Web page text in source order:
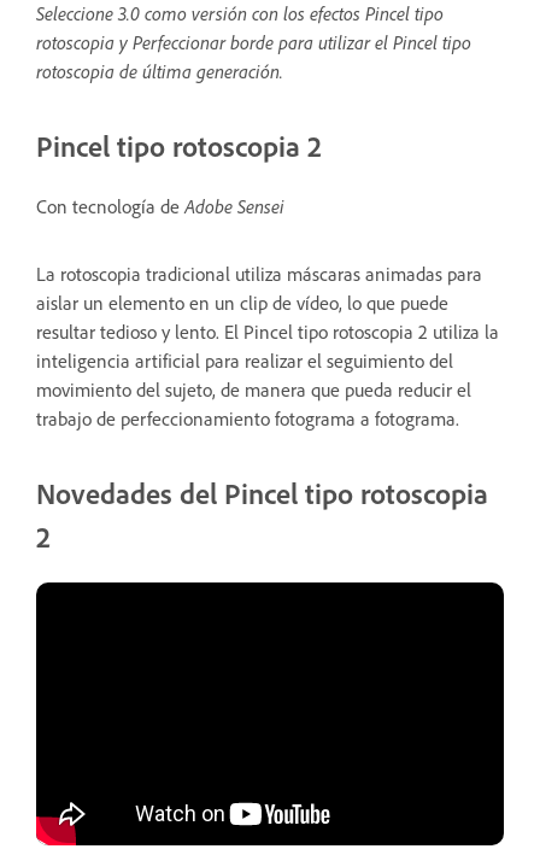
Seleccione 3.0 como versión con los efectos Pincel tipo
rotoscopia y Perfeccionar borde para utilizar el Pincel tipo
rotoscopia de última generación.
Pincel tipo rotoscopia 2
Con tecnología deAdobe Sensei
La rotoscopia tradicional utiliza máscaras animadas para
aislar un elemento en un clip de vídeo, lo que puede
resultar tedioso y lento. El Pincel tipo rotoscopia 2 utiliza la
inteligencia artificial para realizar el seguimiento del
movimiento del sujeto, de manera que pueda reducir el
trabajo de perfeccionamiento fotograma a fotograma.
Novedades del Pincel tipo rotoscopia
2